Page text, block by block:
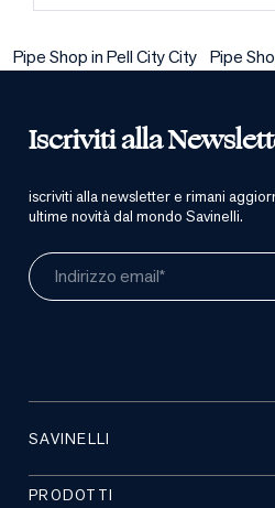
Pipe Shop in Pell City City Pipe
Iscriviti alla
iscriviti alla newsletter e rimani
ultime novità dal mondo Savinelli.
Indirizzo email*
SAVINELLI
PRODOTTI